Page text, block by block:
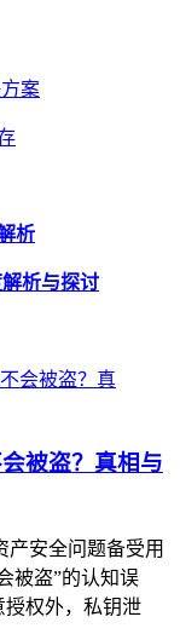
案
析
析与探讨
被盗？真相与
产安全问题备受用
被盗”的认知误
授权外，私钥泄